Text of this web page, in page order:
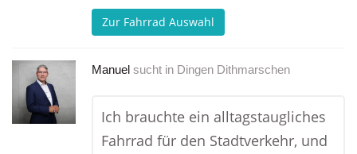
Zur Fahrrad Auswahl
Manuel sucht in Dingen Dithmarschen
Ich brauchte ein alltagstaugliches
Fahrrad für den Stadtverkehr, und